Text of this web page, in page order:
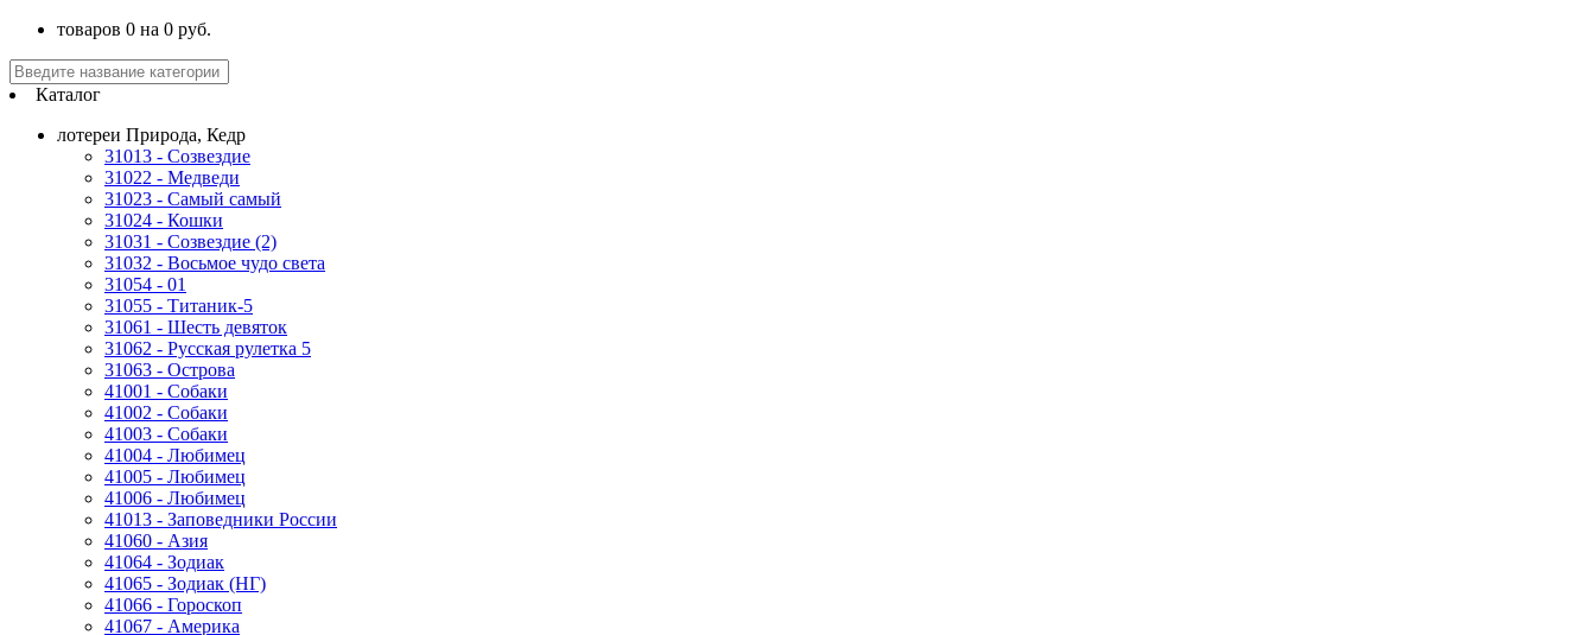
товаров 0 на 0 руб.
Каталог
лотереи Природа, Кедр
31013 - Созвездие
31022 - Медведи
31023 - Самый самый
31024 - Кошки
31031 - Созвездие (2)
31032 - Восьмое чудо света
31054 - 01
31055 - Титаник-5
31061 - Шесть девяток
31062 - Русская рулетка 5
31063 - Острова
41001 - Собаки
41002 - Собаки
41003 - Собаки
41004 - Любимец
41005 - Любимец
41006 - Любимец
41013 - Заповедники России
41060 - Азия
41064 - Зодиак
41065 - Зодиак (НГ)
41066 - Гороскоп
41067 - Америка